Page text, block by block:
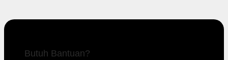
Butuh Bantuan?